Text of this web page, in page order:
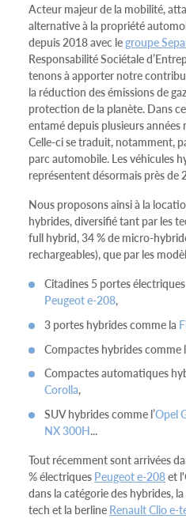
Acteur majeur de la mobilité,
alternative à la propriété
depuis 2018 avec legroupe
Responsabilité Sociétale
tenons à apporter notre
la réduction des émissions de
protection de la planète. Dans
entamé depuis plusieurs
Celle-ci se traduit, notamment,
parc automobile. Les véhicules
représentent désormais près de
Nous proposons ainsi à la
hybrides, diversifié tant par les
full hybrid, 34 % de micro-
rechargeables), que par les
Citadines 5 portes
Peugeot e-208,
3 portes hybrides comme la
Compactes hybrides comme
Compactes automatiques
Corolla,
SUV hybrides comme l’Opel
NX 300H...
Tout récemment sont arrivées
% électriques Peugeot e-208et
dans la catégorie des hybrides,
tech et la berline Renault Clio e-